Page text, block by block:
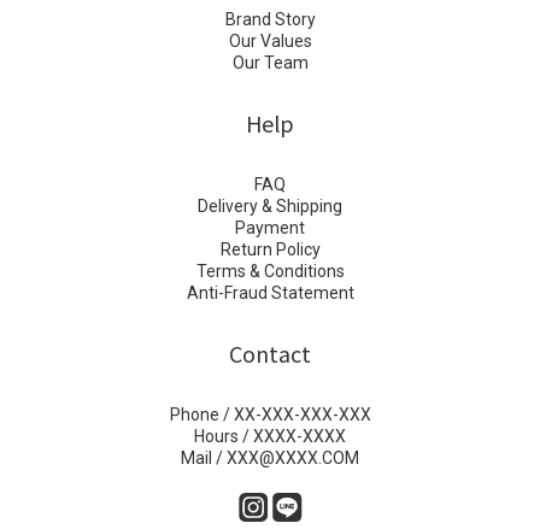
Brand Story
Our Values
Our Team
Help
FAQ
Delivery & Shipping
Payment
Return Policy
Terms & Conditions
Anti-Fraud Statement
Contact
Phone / XX-XXX-XXX-XXX
Hours / XXXX-XXXX
Mail / XXX@XXXX.COM